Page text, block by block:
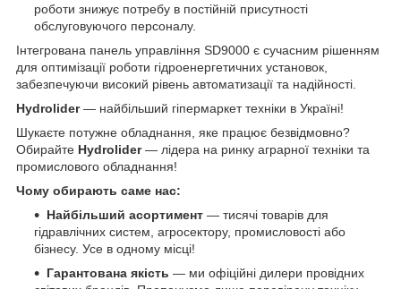
роботи знижує потребу в постійній присутності
обслуговуючого персоналу.
Інтегрована панель управління SD9000 є сучасним рішенням
для оптимізації роботи гідроенергетичних установок,
забезпечуючи високий рівень автоматизації та надійності.
Hydrolider— найбільший гіпермаркет техніки в Україні!
Шукаєте потужне обладнання, яке працює безвідмовно?
Обирайте Hydrolider— лідера на ринку аграрної техніки та
промислового обладнання!
Чому обирають саме нас:
Найбільший асортимент — тисячі товарів для
гідравлічних систем, агросектору, промисловості або
бізнесу. Усе в одному місці!
Гарантована якість — ми офіційні дилери провідних